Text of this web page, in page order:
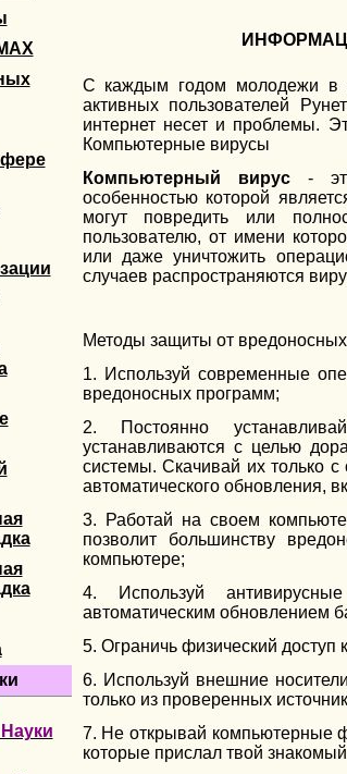
С каждым годом молодежи в
активных пользователей
интернет несет и проблемы.
Компьютерные вирусы
Компьютерный вирус- это
особенностью которой
могут повредить или
пользователю, от имени
или даже уничтожить
случаев распространяются
Методы защиты от
1. Используй современные
вредоносных программ;
2. Постоянно
устанавливаются с целью
системы. Скачивай их только
автоматического обновления,
3. Работай на своем
позволит большинству
компьютере;
4. Используй
автоматическим обновлением
5. Ограничь физический доступ
6. Используй внешние
только из проверенных
7. Не открывай компьютерные
которые прислал твой